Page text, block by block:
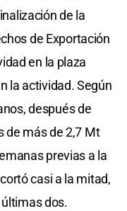
de la
de Exportación
en la plaza
la actividad. Según
después de
de más de 2,7 Mt
previas a la
casi a la mitad,
dos.